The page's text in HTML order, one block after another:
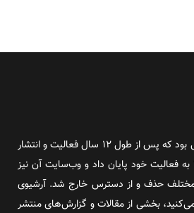
روز آنلاین روزنامه‌ای اینترنتی بود که پس از طول ۱۲ سال فعالیت و انتشار
۲۵۰۰ شماره، در سال ۲۰۱۶ به فعالیت خود پایان داد و وب‌سایت آن نیز
مختلف حذف و از دسترس خارج شد. آرشیوی
بخشی از مقالات و گزارش‌های منتشر